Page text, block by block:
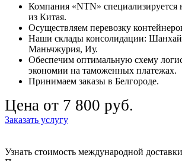
Компания «NTN» специализируется
из Китая.
Осуществляем перевозку
Наши склады консолидации:
Маньчжурия, Иу.
Обеспечим оптимальную схему
экономии на таможенных платежах.
Принимаем заказы в Белгороде.
Цена от 7 800 руб.
Заказать услугу
Узнать стоимость международной